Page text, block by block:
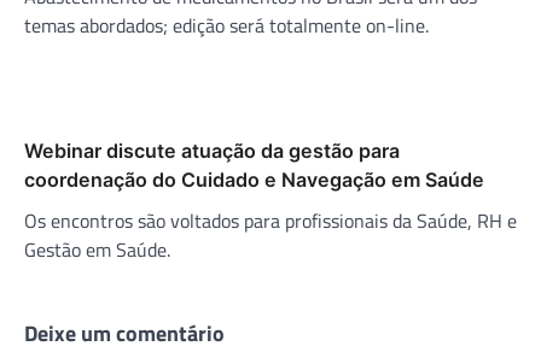
temas abordados; edição será totalmente on-line.
Webinar discute atuação da gestão para
coordenação do Cuidado e Navegação em Saúde
Os encontros são voltados para profissionais da Saúde, RH e
Gestão em Saúde.
Deixe um comentário